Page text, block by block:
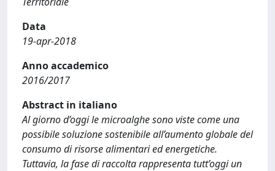
Data
19-apr-2018
Anno accademico
2016/2017
Abstract in italiano
Al giorno d’oggi le microalghe sono viste come una
possibile soluzione sostenibile all’aumento globale del
consumo di risorse alimentari ed energetiche.
Tuttavia, la fase di raccolta rappresenta tutt’oggi un